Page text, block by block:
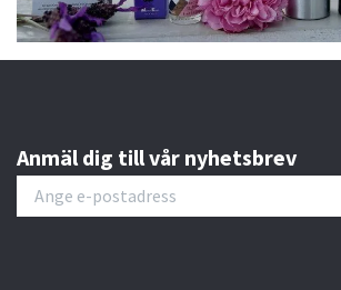
Anmäl dig till vår nyhetsbrev